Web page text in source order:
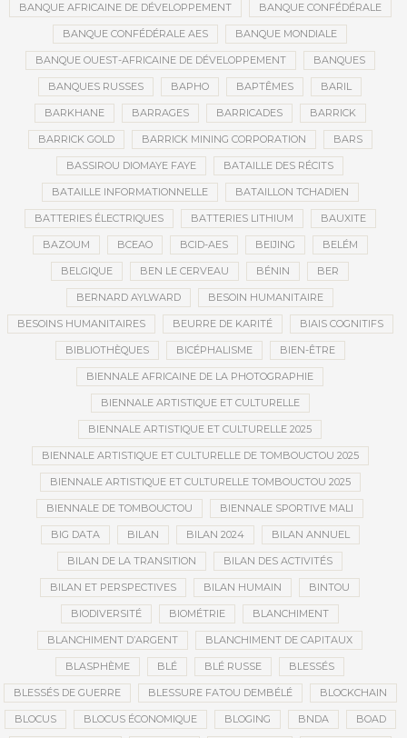
BANQUE AFRICAINE DE DÉVELOPPEMENT BANQUE CONFÉDÉRALE
BANQUE CONFÉDÉRALE AES BANQUE MONDIALE
BANQUE OUEST-AFRICAINE DE DÉVELOPPEMENT BANQUES
BANQUES RUSSES BAPHO BAPTÊMES BARIL
BARKHANE BARRAGES BARRICADES BARRICK
BARRICK GOLD BARRICK MINING CORPORATION BARS
BASSIROU DIOMAYE FAYE BATAILLE DES RÉCITS
BATAILLE INFORMATIONNELLE BATAILLON TCHADIEN
BATTERIES ÉLECTRIQUES BATTERIES LITHIUM BAUXITE
BAZOUM BCEAO BCID-AES BEIJING BELÉM
BELGIQUE BEN LE CERVEAU BÉNIN BER
BERNARD AYLWARD BESOIN HUMANITAIRE
BESOINS HUMANITAIRES BEURRE DE KARITÉ BIAIS COGNITIFS
BIBLIOTHÈQUES BICÉPHALISME BIEN-ÊTRE
BIENNALE AFRICAINE DE LA PHOTOGRAPHIE
BIENNALE ARTISTIQUE ET CULTURELLE
BIENNALE ARTISTIQUE ET CULTURELLE 2025
BIENNALE ARTISTIQUE ET CULTURELLE DE TOMBOUCTOU 2025
BIENNALE ARTISTIQUE ET CULTURELLE TOMBOUCTOU 2025
BIENNALE DE TOMBOUCTOU BIENNALE SPORTIVE MALI
BIG DATA BILAN BILAN 2024 BILAN ANNUEL
BILAN DE LA TRANSITION BILAN DES ACTIVITÉS
BILAN ET PERSPECTIVES BILAN HUMAIN BINTOU
BIODIVERSITÉ BIOMÉTRIE BLANCHIMENT
BLANCHIMENT D’ARGENT BLANCHIMENT DE CAPITAUX
BLASPHÈME BLÉ BLÉ RUSSE BLESSÉS
BLESSÉS DE GUERRE BLESSURE FATOU DEMBÉLÉ BLOCKCHAIN
BLOCUS BLOCUS ÉCONOMIQUE BLOGING BNDA BOAD